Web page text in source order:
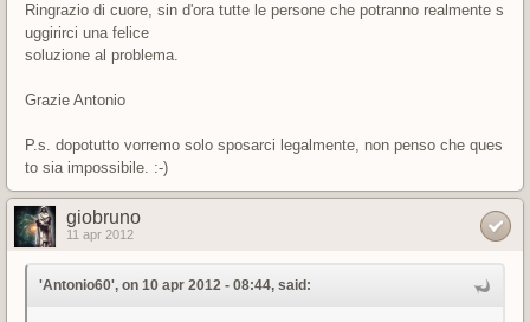
Ringrazio di cuore, sin d'ora tutte le persone che potranno realmente s
uggirirci una felice
soluzione al problema.
Grazie Antonio
P.s. dopotutto vorremo solo sposarci legalmente, non penso che ques
to sia impossibile. :-)
giobruno
11 apr 2012
'Antonio60', on 10 apr 2012 - 08:44, said: